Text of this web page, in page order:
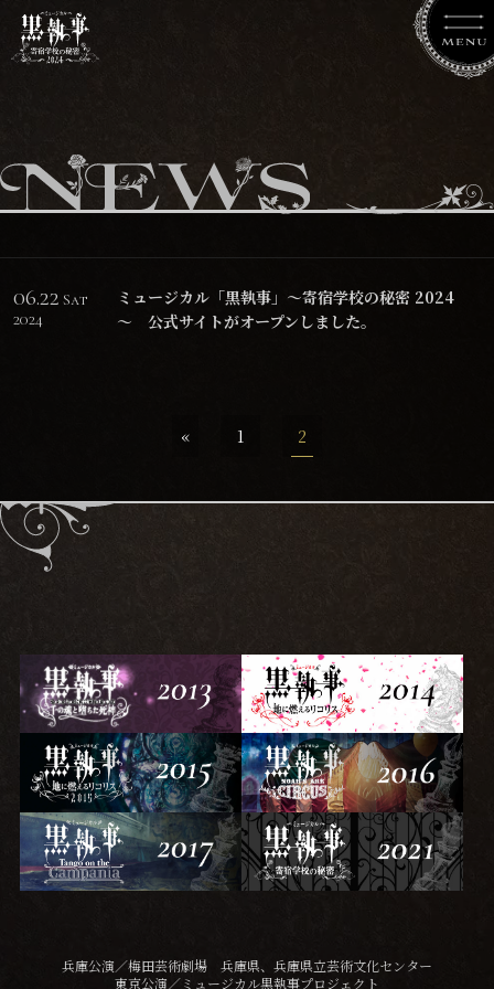
06.22 Sat
2024
ミュージカル「黒執事」～寄宿学校の秘密 2024
～ 公式サイトがオープンしました。
« 1 2
兵庫公演／梅田芸術劇場 兵庫県、兵庫県立芸術文化センター
東京公演／ミュージカル黒執事プロジェクト